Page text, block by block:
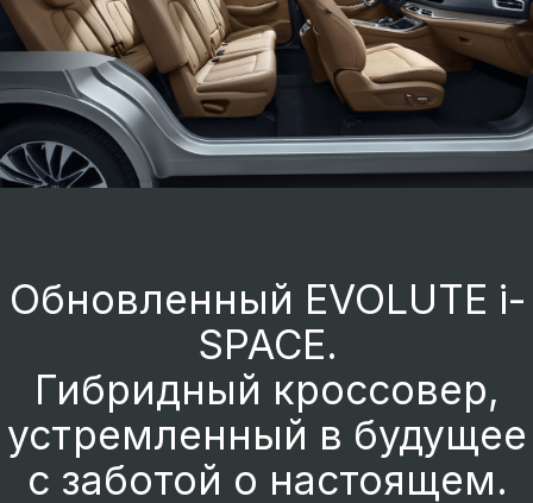
сдвижным люком для наслаждения
видами всей семьей.
Площадь панорамного остекления 1.14
м².